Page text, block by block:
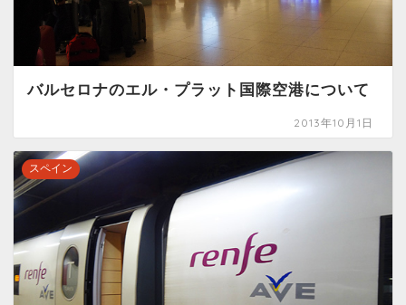
バルセロナのエル・プラット国際空港について
2013年10月1日
スペイン